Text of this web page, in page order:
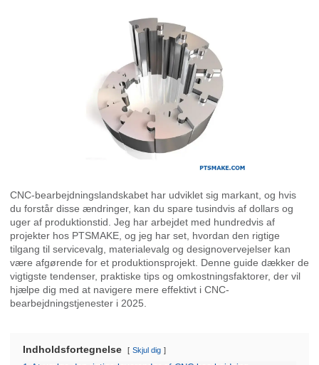
CNC-bearbejdningslandskabet har udviklet sig markant, og hvis
du forstår disse ændringer, kan du spare tusindvis af dollars og
uger af produktionstid. Jeg har arbejdet med hundredvis af
projekter hos PTSMAKE, og jeg har set, hvordan den rigtige
tilgang til servicevalg, materialevalg og designovervejelser kan
være afgørende for et produktionsprojekt. Denne guide dækker de
vigtigste tendenser, praktiske tips og omkostningsfaktorer, der vil
hjælpe dig med at navigere mere effektivt i CNC-
bearbejdningstjenester i 2025.
Indholdsfortegnelse Skjul dig